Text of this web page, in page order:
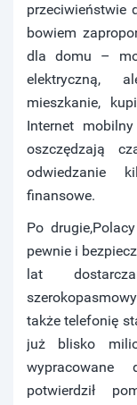
przeciwieństwie
bowiem
dla domu –
elektryczną,
mieszkanie,
Internet
oszczędzają
odwiedzanie
finansowe.
Po
pewnie i
lat
także telefonię
już blisko
wypracowane
potwierdził